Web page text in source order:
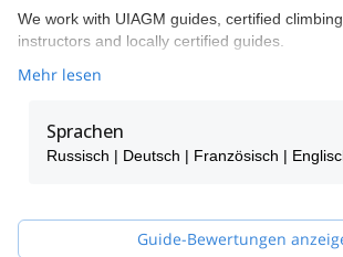
We work with UIAGM guides, certified
instructors and locally certified guides.
Mehr lesen
Sprachen
Russisch | Deutsch | Französisch |
Guide-Bewertungen